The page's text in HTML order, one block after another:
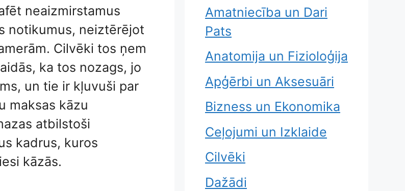
neaizmirstamus
notikumus, neiztērējot
Cilvēki tos ņem
ka tos nozags, jo
un tie ir kļuvuši par
maksas kāzu
atbilstoši
kadrus, kuros
kāzās.
Amatniecība un Dari
Pats
Anatomija un Fizioloģija
Apģērbi un Aksesuāri
Bizness un Ekonomika
Ceļojumi un Izklaide
Cilvēki
Dažādi